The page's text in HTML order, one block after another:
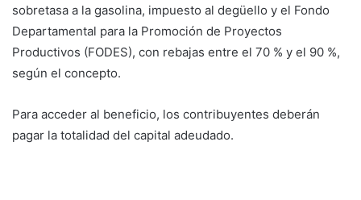
sobretasa a la gasolina, impuesto al degüello y el Fondo
Departamental para la Promoción de Proyectos
Productivos (FODES), con rebajas entre el 70 % y el 90 %,
según el concepto.
Para acceder al beneficio, los contribuyentes deberán
pagar la totalidad del capital adeudado.